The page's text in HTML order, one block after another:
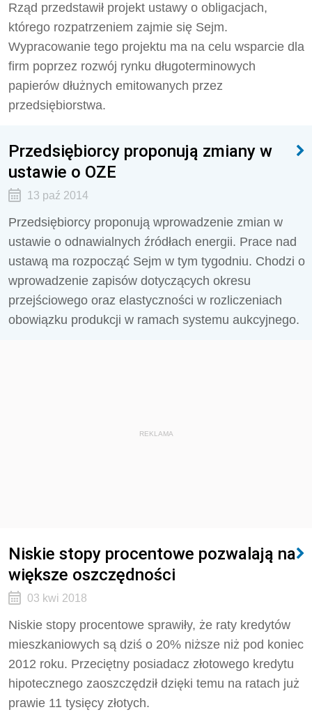
Rząd przedstawił projekt ustawy o obligacjach,
którego rozpatrzeniem zajmie się Sejm.
Wypracowanie tego projektu ma na celu wsparcie dla
firm poprzez rozwój rynku długoterminowych
papierów dłużnych emitowanych przez
przedsiębiorstwa.
Przedsiębiorcy proponują zmiany w
ustawie o OZE
13 paź 2014
Przedsiębiorcy proponują wprowadzenie zmian w
ustawie o odnawialnych źródłach energii. Prace nad
ustawą ma rozpocząć Sejm w tym tygodniu. Chodzi o
wprowadzenie zapisów dotyczących okresu
przejściowego oraz elastyczności w rozliczeniach
obowiązku produkcji w ramach systemu aukcyjnego.
REKLAMA
Niskie stopy procentowe pozwalają na
większe oszczędności
03 kwi 2018
Niskie stopy procentowe sprawiły, że raty kredytów
mieszkaniowych są dziś o 20% niższe niż pod koniec
2012 roku. Przeciętny posiadacz złotowego kredytu
hipotecznego zaoszczędził dzięki temu na ratach już
prawie 11 tysięcy złotych.